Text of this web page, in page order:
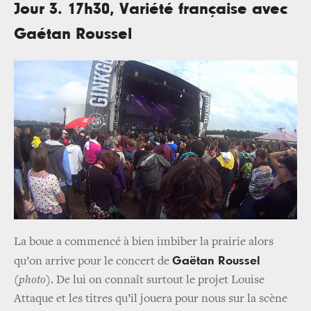
Jour 3. 17h30, Variété française avec
Gaétan Roussel
La boue a commencé à bien imbiber la prairie alors
qu’on arrive pour le concert de Gaëtan Roussel
(photo). De lui on connaît surtout le projet Louise
Attaque et les titres qu’il jouera pour nous sur la scène